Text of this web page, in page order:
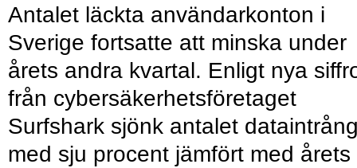
Antalet läckta användarkonton i
Sverige fortsatte att minska under
årets andra kvartal. Enligt nya
från cybersäkerhetsföretaget
Surfshark sjönk antalet
med sju procent jämfört med årets